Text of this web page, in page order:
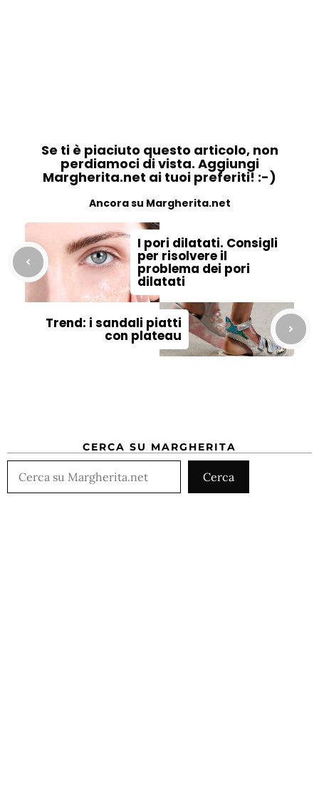
Se ti è piaciuto questo articolo, non
perdiamoci di vista. Aggiungi
Margherita.net ai tuoi preferiti! :-)
Ancora su Margherita.net
I pori dilatati. Consigli
per risolvere il
problema dei pori
dilatati
Trend: i sandali piatti
con plateau
CERCA SU MARGHERITA
Cerca